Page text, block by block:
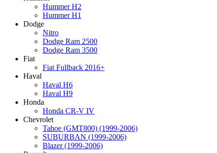
Hummer H2
Hummer H1
Dodge
Nitro
Dodge Ram 2500
Dodge Ram 3500
Fiat
Fiat Fullback 2016+
Haval
Haval H6
Haval H9
Honda
Honda CR-V IV
Chevrolet
Tahoe (GMT800) (1999-2006)
SUBURBAN (1999-2006)
Blazer (1999-2006)